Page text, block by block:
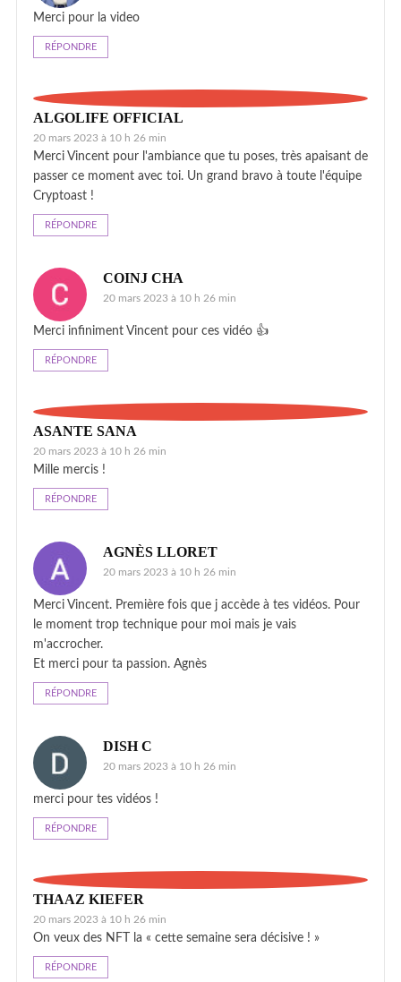
Merci pour la video
RÉPONDRE
ALGOLIFE OFFICIAL
20 mars 2023 à 10 h 26 min
Merci Vincent pour l'ambiance que tu poses, très apaisant de
passer ce moment avec toi. Un grand bravo à toute l'équipe
Cryptoast !
RÉPONDRE
COINJ CHA
20 mars 2023 à 10 h 26 min
Merci infiniment Vincent pour ces vidéo 👍
RÉPONDRE
ASANTE SANA
20 mars 2023 à 10 h 26 min
Mille mercis !
RÉPONDRE
AGNÈS LLORET
20 mars 2023 à 10 h 26 min
Merci Vincent. Première fois que j accède à tes vidéos. Pour
le moment trop technique pour moi mais je vais
m'accrocher.
Et merci pour ta passion. Agnès
RÉPONDRE
DISH C
20 mars 2023 à 10 h 26 min
merci pour tes vidéos !
RÉPONDRE
THAAZ KIEFER
20 mars 2023 à 10 h 26 min
On veux des NFT la « cette semaine sera décisive ! »
RÉPONDRE